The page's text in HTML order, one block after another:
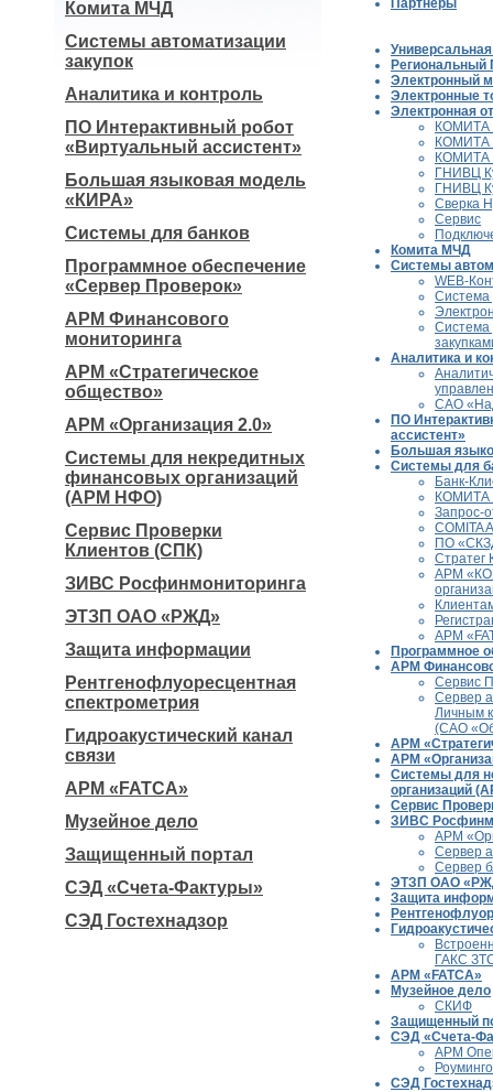
Комита МЧД
Системы автоматизации
закупок
Аналитика и контроль
ПО Интерактивный робот
«Виртуальный ассистент»
Большая языковая модель
«КИРА»
Системы для банков
Программное обеспечение
«Сервер Проверок»
АРМ Финансового
мониторинга
АРМ «Стратегическое
общество»
АРМ «Организация 2.0»
Системы для некредитных
финансовых организаций
(АРМ НФО)
Сервис Проверки
Клиентов (СПК)
ЗИВС Росфинмониторинга
ЭТЗП ОАО «РЖД»
Защита информации
Рентгенофлуоресцентная
спектрометрия
Гидроакустический канал
связи
АРМ «FATCA»
Музейное дело
Защищенный портал
СЭД «Счета-Фактуры»
СЭД Гостехнадзор
Партнеры
Региональный
Электронный
Электронные
Электронная
КОМИТА
КОМИТА
КОМИТА
ГНИВЦ
ГНИВЦ
Сверка
Сервис
Комита МЧД
Системы
WEB-
Система
Система
Аналитика и
САО
ПО
ассистент»
Большая
Системы для
Банк-
КОМИТА
Запрос-
COMITA
ПО
Cтратег
АРМ
АРМ
Программное
АРМ
Сервис
Сервер
Личным
(САО
АРМ
АРМ
Системы для
организаций
Сервис
ЗИВС
АРМ
Сервер
Сервер
ЭТЗП ОАО
Защита
ГАКС
АРМ «FATCA»
Музейное дело
СКИФ
Защищенный
СЭД «Счета-
АРМ
СЭД